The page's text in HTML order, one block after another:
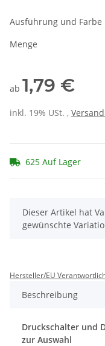
Ausführung und Farbe
Menge
ab 1,79 €
inkl. 19% USt. ,
625 Auf Lager
x
Dieser Artikel hat
gewünschte
Hersteller/EU
Beschreibung
Druckschalter und
zur Auswahl